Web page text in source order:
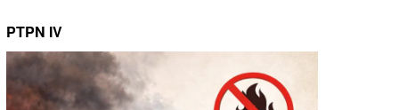
PTPN IV